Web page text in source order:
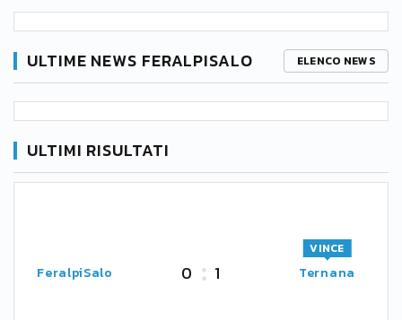
ULTIME NEWS FERALPISALO ELENCO NEWS
ULTIMI RISULTATI
FeralpiSalo 0 1 Ternana
VINCE